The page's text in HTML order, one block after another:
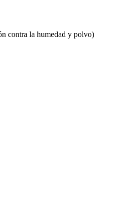
contra la humedad y polvo)